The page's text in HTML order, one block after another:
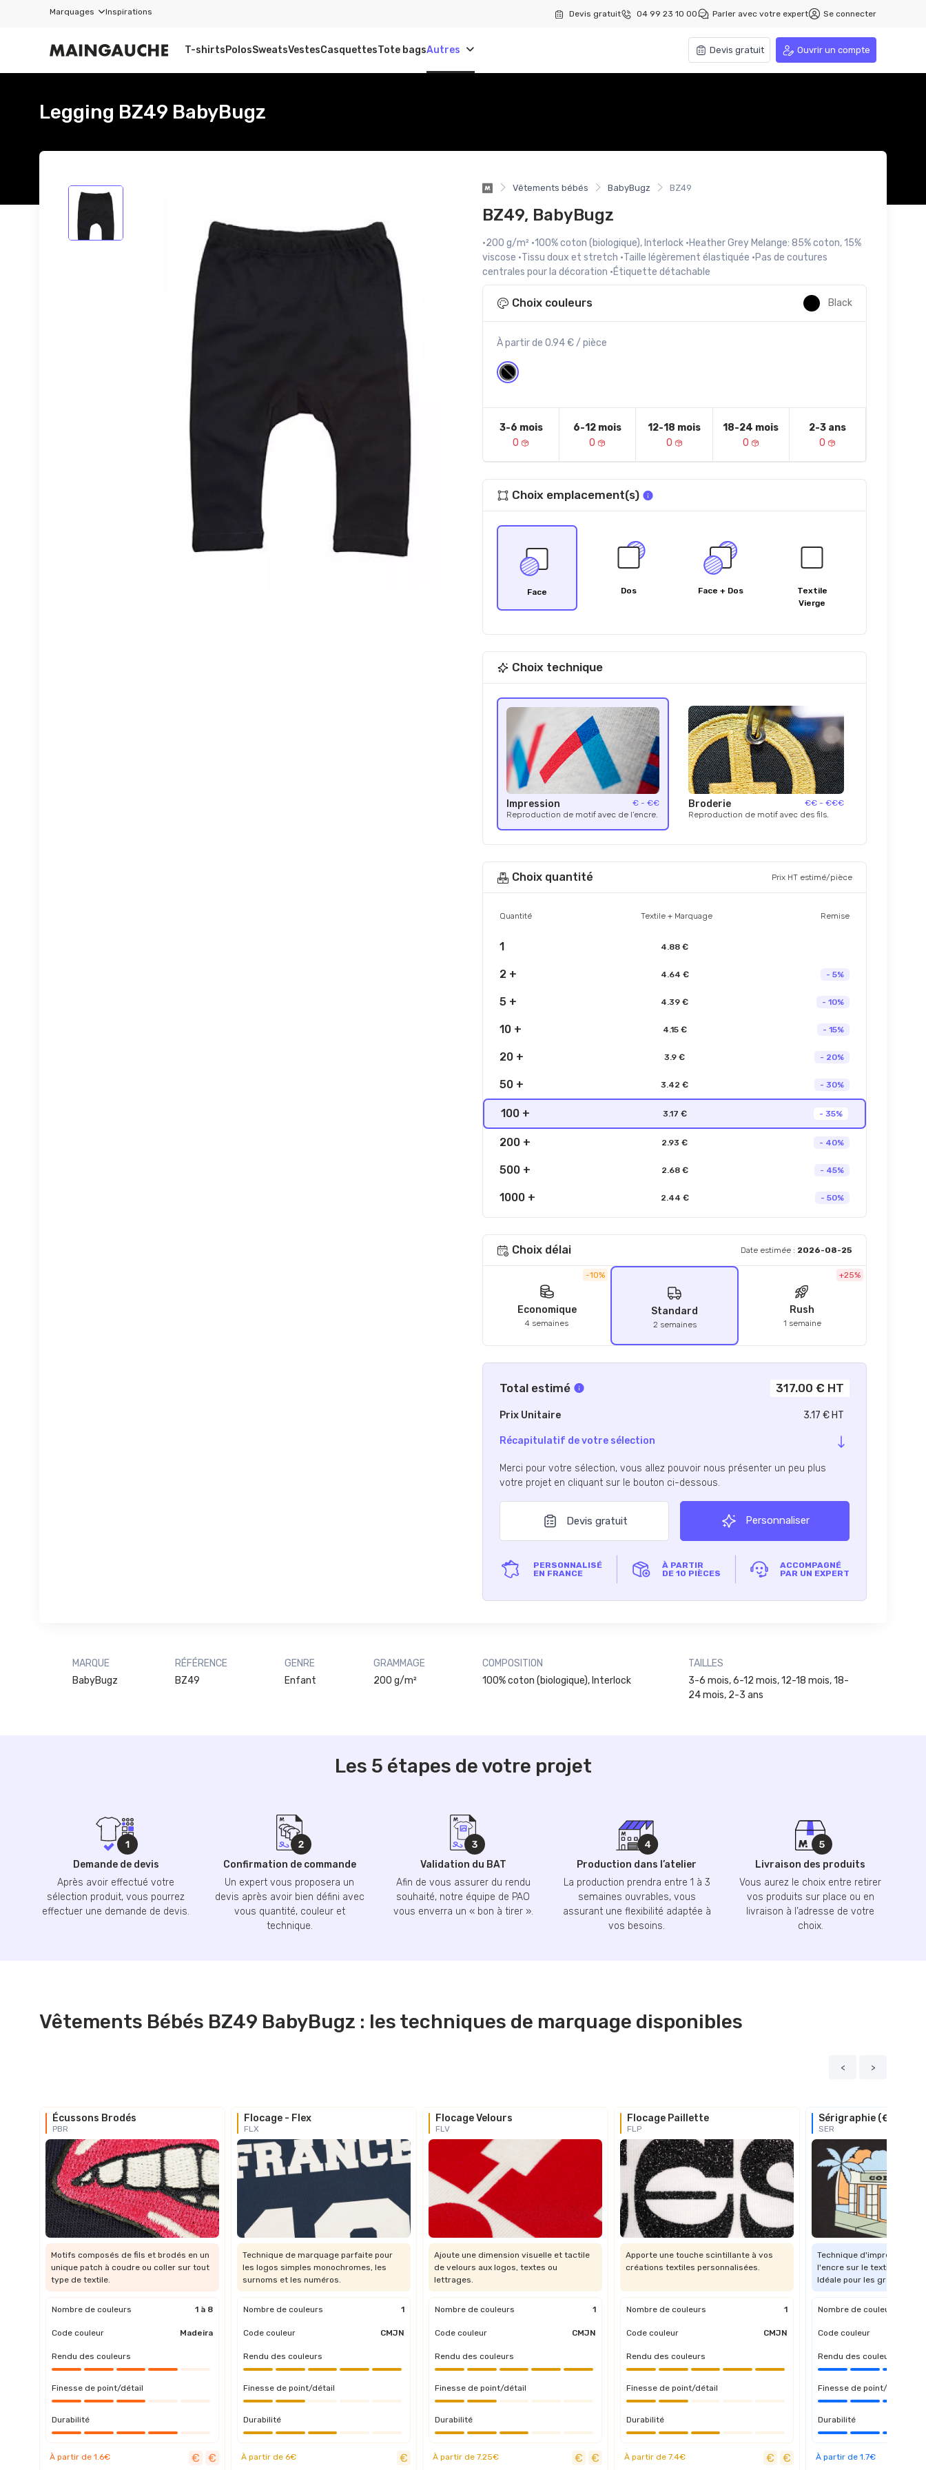
Marquages Inspirations Devis gratuit 04 99 23 10 00 Parler avec votre expert Se connecter
Devis gratuit Ouvrir un compte
T-shirtsPolosSweatsVestesCasquettesTote bagsAutres
Legging BZ49 BabyBugz
Vêtements bébés BabyBugz BZ49
BZ49, BabyBugz
·200 g/m² ·100% coton (biologique), Interlock ·Heather Grey Melange: 85% coton, 15%
viscose ·Tissu doux et stretch ·Taille légèrement élastiquée ·Pas de coutures
centrales pour la décoration ·Étiquette détachable
Choix couleurs Black
À partir de 0.94 € / pièce
3-6 mois
0
6-12 mois
0
12-18 mois
0
18-24 mois
0
2-3 ans
0
Choix emplacement(s)
Face Dos Face + Dos
Textile
Vierge
Choix technique
Impression
€ - €€
Reproduction de motif avec de l’encre.
Broderie
€€ - €€€
Reproduction de motif avec des fils.
Choix quantité Prix HT estimé/pièce
Quantité Textile + Marquage Remise
1 4.88 €
2 + 4.64 € - 5%
5 + 4.39 € - 10%
10 + 4.15 € - 15%
20 + 3.9 € - 20%
50 + 3.42 € - 30%
100 + 3.17 € - 35%
200 + 2.93 € - 40%
500 + 2.68 € - 45%
1000 + 2.44 € - 50%
Choix délai Date estimée : 2026-08-25
-10%
Economique
4 semaines
Standard
2 semaines
+25%
Rush
1 semaine
Total estimé 317.00 € HT
Prix Unitaire 3.17 € HT
Récapitulatif de votre sélection
Merci pour votre sélection, vous allez pouvoir nous présenter un peu plus
votre projet en cliquant sur le bouton ci-dessous.
Devis gratuit Personnaliser
PERSONNALISÉ
EN FRANCE
À PARTIR
DE 10 PIÈCES
ACCOMPAGNÉ
PAR UN EXPERT
MARQUE
BabyBugz
RÉFÉRENCE
BZ49
GENRE
Enfant
GRAMMAGE
200 g/m²
COMPOSITION
100% coton (biologique), Interlock
TAILLES
3-6 mois, 6-12 mois, 12-18 mois, 18-
24 mois, 2-3 ans
Les 5 étapes de votre projet
Demande de devis
Après avoir effectué votre
sélection produit, vous pourrez
effectuer une demande de devis.
Confirmation de commande
Un expert vous proposera un
devis après avoir bien défini avec
vous quantité, couleur et
technique.
Validation du BAT
Afin de vous assurer du rendu
souhaité, notre équipe de PAO
vous enverra un « bon à tirer ».
Production dans l’atelier
La production prendra entre 1 à 3
semaines ouvrables, vous
assurant une flexibilité adaptée à
vos besoins.
Livraison des produits
Vous aurez le choix entre retirer
vos produits sur place ou en
livraison à l’adresse de votre
choix.
Vêtements Bébés BZ49 BabyBugz : les techniques de marquage disponibles
< >
Écussons Brodés
PBR
Motifs composés de fils et brodés en un
unique patch à coudre ou coller sur tout
type de textile.
Nombre de couleurs 1 à 8
Code couleur Madeira
Rendu des couleurs
Finesse de point/détail
Durabilité
À partir de 1.6€
Flocage - Flex
FLX
Technique de marquage parfaite pour
les logos simples monochromes, les
surnoms et les numéros.
Nombre de couleurs 1
Code couleur CMJN
Rendu des couleurs
Finesse de point/détail
Durabilité
À partir de 6€
Flocage Velours
FLV
Ajoute une dimension visuelle et tactile
de velours aux logos, textes ou
lettrages.
Nombre de couleurs 1
Code couleur CMJN
Rendu des couleurs
Finesse de point/détail
Durabilité
À partir de 7.25€
Flocage Paillette
FLP
Apporte une touche scintillante à vos
créations textiles personnalisées.
Nombre de couleurs 1
Code couleur CMJN
Rendu des couleurs
Finesse de point/détail
Durabilité
À partir de 7.4€
Sérigraphie (€€)
SER
Technique d'impression
l'encre sur le textile via
Idéale pour les grandes
Nombre de couleurs
Code couleur
Rendu des couleurs
Finesse de point/détail
Durabilité
À partir de 1.7€